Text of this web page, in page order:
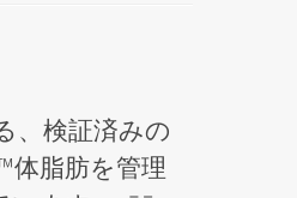
、検証済みの
脂肪を管理